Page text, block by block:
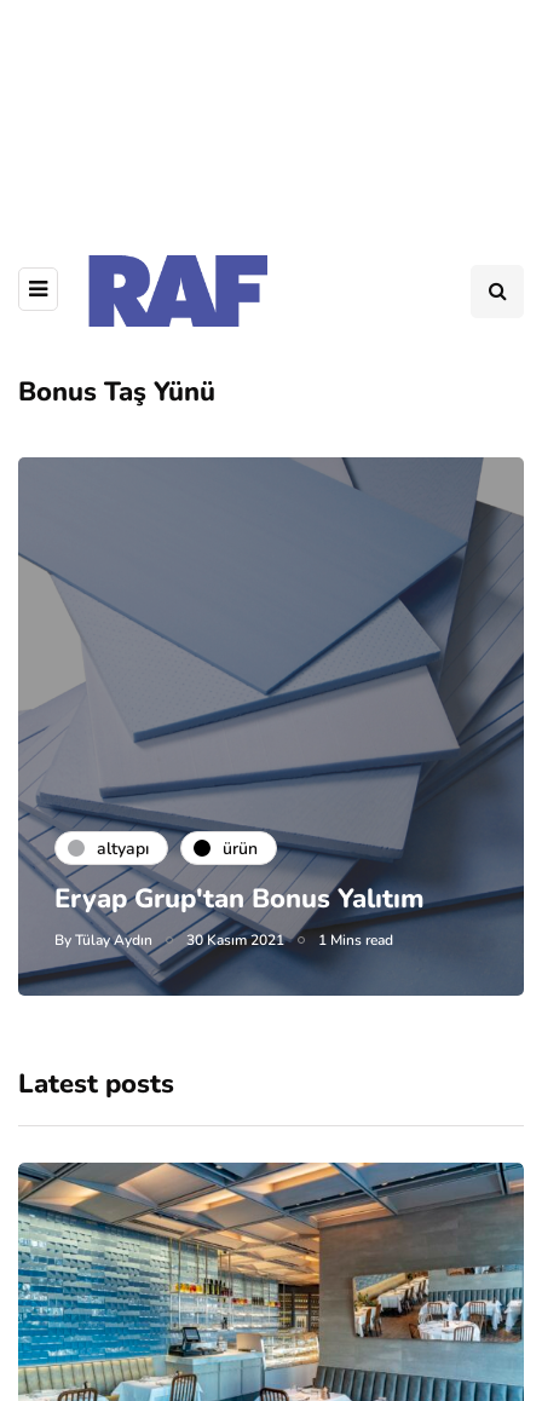
Bonus Taş Yünü
altyapı ürün
Eryap Grup'tan Bonus Yalıtım
ByTülay Aydın 30 Kasım 2021 1 Mins read
Latest posts